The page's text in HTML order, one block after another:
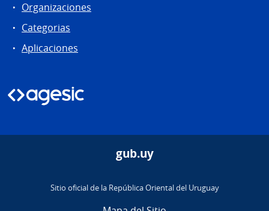
Organizaciones
Categorias
Aplicaciones
gub.uy
Sitio oficial de la República Oriental del Uruguay